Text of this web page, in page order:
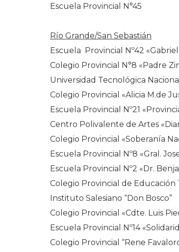
Escuela Provincial N°45
Río Grande/San Sebastián
Escuela Provincial Nº42
Colegio Provincial N°8 «Padre
Universidad Tecnológica
Colegio Provincial «Alicia M.de
Escuela Provincial Nº21
Centro Polivalente de Artes
Colegio Provincial «Soberanía
Escuela Provincial Nº8 «Gral.
Escuela Provincial Nº2 «Dr.
Colegio Provincial de Educación
Instituto Salesiano “Don Bosco”
Colegio Provincial «Cdte. Luis
Escuela Provincial Nº14
Colegio Provincial “Rene